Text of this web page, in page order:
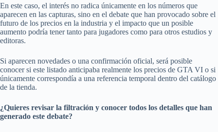
En este caso, el interés no radica únicamente en los números que
aparecen en las capturas, sino en el debate que han provocado sobre el
futuro de los precios en la industria y el impacto que un posible
aumento podría tener tanto para jugadores como para otros estudios y
editoras.
Si aparecen novedades o una confirmación oficial, será posible
conocer si este listado anticipaba realmente los precios de GTA VI o si
únicamente correspondía a una referencia temporal dentro del catálogo
de la tienda.
¿Quieres revisar la filtración y conocer todos los detalles que han
generado este debate?